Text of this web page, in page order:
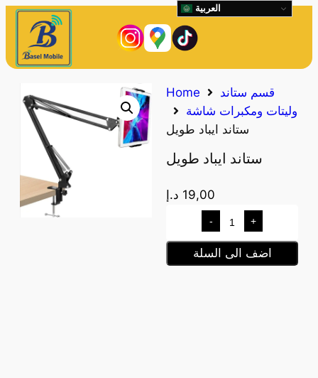
Home
قسم ستاند
وليتات ومكبرات شاشة
ستاند ايباد طويل
ستاند ايباد طويل
19,00 د.إ
- +
اضف الى السلة
العربية